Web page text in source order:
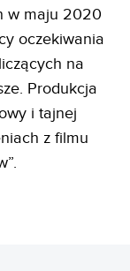
w maju 2020
oczekiwania
na
Produkcja
i tajnej
z filmu